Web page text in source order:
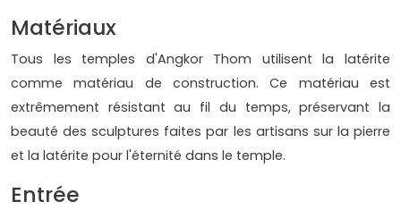
Matériaux
Tous les temples d'Angkor Thom utilisent la latérite
comme matériau de construction. Ce matériau est
extrêmement résistant au fil du temps, préservant la
beauté des sculptures faites par les artisans sur la pierre
et la latérite pour l'éternité dans le temple.
Entrée